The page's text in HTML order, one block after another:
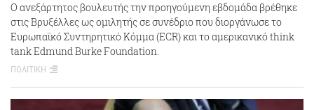
Ο ανεξάρτητος βουλευτής την προηγούμενη εβδομάδα βρέθηκε
στις Βρυξέλλες ως ομιλητής σε συνέδριο που διοργάνωσε το
Ευρωπαϊκό Συντηρητικό Κόμμα (ECR) και το αμερικανικό think
tank Edmund Burke Foundation.
ΠΟΛΙΤΙΚΗ